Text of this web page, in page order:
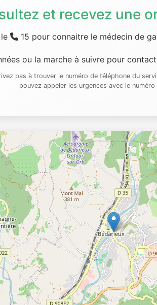
et recevez une
15 pour connaitre le médecin de
ou la marche à suivre pour
pas à trouver le numéro de téléphone du
pouvez appeler les urgences avec le